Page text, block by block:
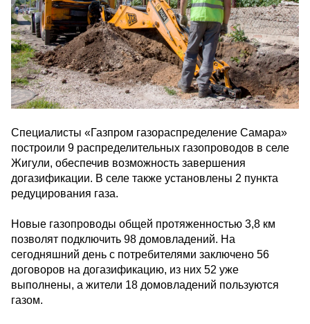
Специалисты «Газпром газораспределение Самара»
построили 9 распределительных газопроводов в селе
Жигули, обеспечив возможность завершения
догазификации. В селе также установлены 2 пункта
редуцирования газа.
Новые газопроводы общей протяженностью 3,8 км
позволят подключить 98 домовладений. На
сегодняшний день с потребителями заключено 56
договоров на догазификацию, из них 52 уже
выполнены, а жители 18 домовладений пользуются
газом.